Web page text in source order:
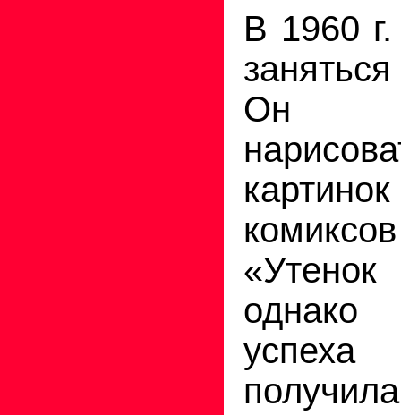
В 1960
Он